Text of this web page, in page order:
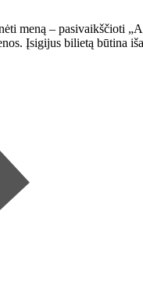
meną – pasivaikščioti
Įsigijus bilietą būtina